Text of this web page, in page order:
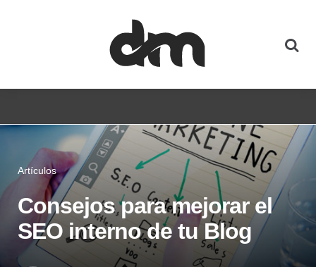
Artículos
Consejos para mejorar el
SEO interno de tu Blog